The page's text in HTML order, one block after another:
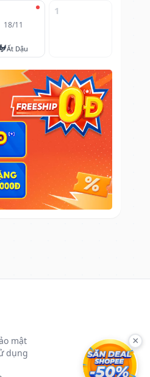
18/11
Ất Dậu
1
mật
dụng
×